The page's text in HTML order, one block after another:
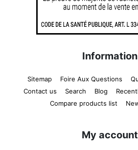
Information
Sitemap Foire Aux Questions
Contact us
Search Blog
Compare products list
My account